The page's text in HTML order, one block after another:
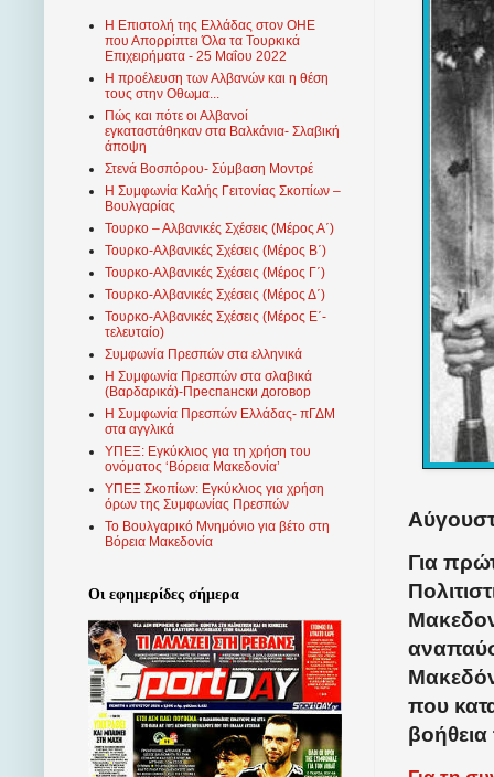
Για
που
Η Επιστολή της Ελλάδας στον ΟΗΕ
που Απορρίπτει Όλα τα Τουρκικά
Επιχειρήματα - 25 Μαΐου 2022
Η προέλευση των Αλβανών και η θέση
τους στην Οθωμα...
Πώς και πότε οι Αλβανοί
εγκαταστάθηκαν στα Βαλκάνια- Σλαβική
άποψη
Στενά Βοσπόρου- Σύμβαση Μοντρέ
Η Συμφωνία Καλής Γειτονίας Σκοπίων –
Βουλγαρίας
Τουρκο – Αλβανικές Σχέσεις (Mέρος Α΄)
Τουρκο-Αλβανικές Σχέσεις (Μέρος Β΄)
Τουρκο-Αλβανικές Σχέσεις (Μέρος Γ΄)
Τουρκο-Αλβανικές Σχέσεις (Μέρος Δ΄)
Τουρκο-Αλβανικές Σχέσεις (Μέρος Ε΄-
τελευταίο)
Συμφωνία Πρεσπών στα ελληνικά
Η Συμφωνία Πρεσπών στα σλαβικά
(Βαρδαρικά)-Преспански договор
Η Συμφωνία Πρεσπών Ελλάδας- πΓΔΜ
στα αγγλικά
ΥΠΕΞ: Εγκύκλιος για τη χρήση του
ονόματος ‘Βόρεια Μακεδονία’
ΥΠΕΞ Σκοπίων: Εγκύκλιος για χρήση
όρων της Συμφωνίας Πρεσπών
Το Βουλγαρικό Μνημόνιο για βέτο στη
Βόρεια Μακεδονία
Οι εφημερίδες σήμερα